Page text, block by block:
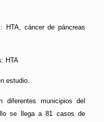
HTA, cáncer de páncreas
HTA
estudio.
municipios del
se llega a 81 casos de